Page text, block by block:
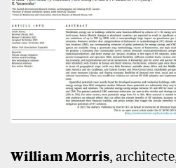
William Morris,